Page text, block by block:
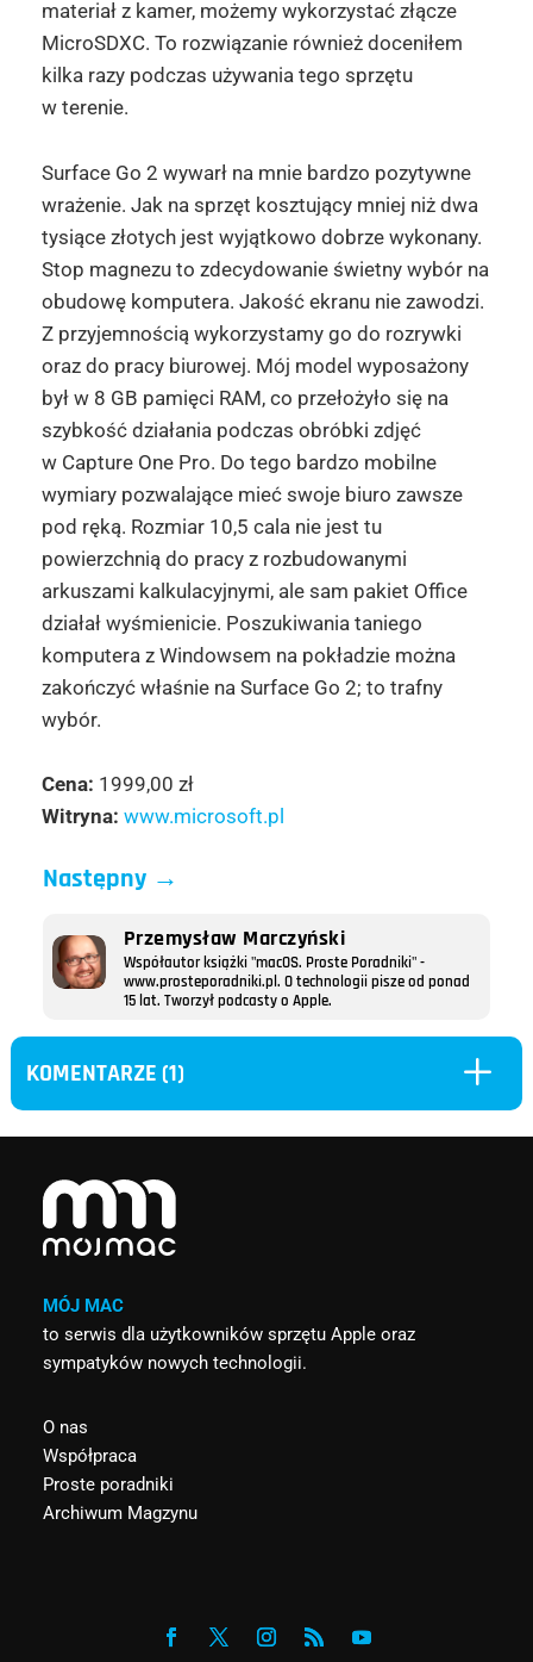
materiał z kamer, możemy wykorzystać złącze
MicroSDXC. To rozwiązanie również doceniłem
kilka razy podczas używania tego sprzętu
w terenie.
Surface Go 2 wywarł na mnie bardzo pozytywne
wrażenie. Jak na sprzęt kosztujący mniej niż dwa
tysiące złotych jest wyjątkowo dobrze wykonany.
Stop magnezu to zdecydowanie świetny wybór na
obudowę komputera. Jakość ekranu nie zawodzi.
Z przyjemnością wykorzystamy go do rozrywki
oraz do pracy biurowej. Mój model wyposażony
był w 8 GB pamięci RAM, co przełożyło się na
szybkość działania podczas obróbki zdjęć
w Capture One Pro. Do tego bardzo mobilne
wymiary pozwalające mieć swoje biuro zawsze
pod ręką. Rozmiar 10,5 cala nie jest tu
powierzchnią do pracy z rozbudowanymi
arkuszami kalkulacyjnymi, ale sam pakiet Office
działał wyśmienicie. Poszukiwania taniego
komputera z Windowsem na pokładzie można
zakończyć właśnie na Surface Go 2; to trafny
wybór.
Cena: 1999,00 zł
Witryna: www.microsoft.pl
Następny→
Przemysław Marczyński
Współautor książki "macOS. Proste Poradniki" -
www.prosteporadniki.pl. O technologii pisze od ponad
15 lat. Tworzył podcasty o Apple.
KOMENTARZE (1) L
MÓJ MAC
to serwis dla użytkowników sprzętu Apple oraz
sympatyków nowych technologii.
O nas
Współpraca
Proste poradniki
Archiwum Magzynu